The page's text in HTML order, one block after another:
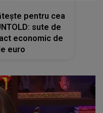
pentru cea
sute de
economic de
euro